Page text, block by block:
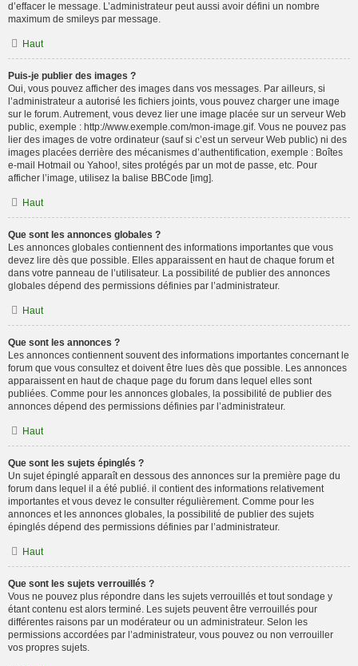
d’effacer le message. L’administrateur peut aussi avoir défini un nombre
maximum de smileys par message.
Haut
Puis-je publier des images ?
Oui, vous pouvez afficher des images dans vos messages. Par ailleurs, si
l’administrateur a autorisé les fichiers joints, vous pouvez charger une image
sur le forum. Autrement, vous devez lier une image placée sur un serveur Web
public, exemple : http://www.exemple.com/mon-image.gif. Vous ne pouvez pas
lier des images de votre ordinateur (sauf si c’est un serveur Web public) ni des
images placées derrière des mécanismes d’authentification, exemple : Boîtes
e-mail Hotmail ou Yahoo!, sites protégés par un mot de passe, etc. Pour
afficher l’image, utilisez la balise BBCode [img].
Haut
Que sont les annonces globales ?
Les annonces globales contiennent des informations importantes que vous
devez lire dès que possible. Elles apparaissent en haut de chaque forum et
dans votre panneau de l’utilisateur. La possibilité de publier des annonces
globales dépend des permissions définies par l’administrateur.
Haut
Que sont les annonces ?
Les annonces contiennent souvent des informations importantes concernant le
forum que vous consultez et doivent être lues dès que possible. Les annonces
apparaissent en haut de chaque page du forum dans lequel elles sont
publiées. Comme pour les annonces globales, la possibilité de publier des
annonces dépend des permissions définies par l’administrateur.
Haut
Que sont les sujets épinglés ?
Un sujet épinglé apparaît en dessous des annonces sur la première page du
forum dans lequel il a été publié. il contient des informations relativement
importantes et vous devez le consulter régulièrement. Comme pour les
annonces et les annonces globales, la possibilité de publier des sujets
épinglés dépend des permissions définies par l’administrateur.
Haut
Que sont les sujets verrouillés ?
Vous ne pouvez plus répondre dans les sujets verrouillés et tout sondage y
étant contenu est alors terminé. Les sujets peuvent être verrouillés pour
différentes raisons par un modérateur ou un administrateur. Selon les
permissions accordées par l’administrateur, vous pouvez ou non verrouiller
vos propres sujets.